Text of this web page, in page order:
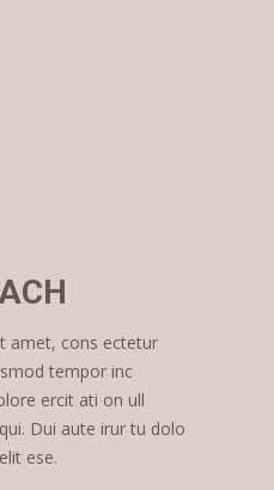
amet, cons ectetur
tempor inc
ercit ati on ull
Dui aute irur tu dolo
ese.